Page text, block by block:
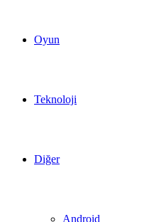
Oyun
Teknoloji
Diğer
Android